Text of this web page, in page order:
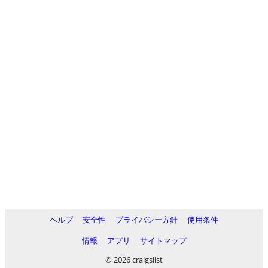
ヘルプ 安全性 プライバシー方針
使用条件
情報
アプリ
サイトマップ
© 2026 craigslist